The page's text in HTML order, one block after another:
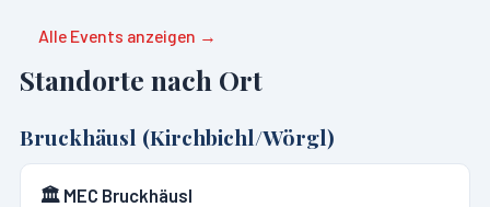
Alle Events anzeigen →
Standorte nach Ort
Bruckhäusl (Kirchbichl/Wörgl)
🏛️ MEC Bruckhäusl